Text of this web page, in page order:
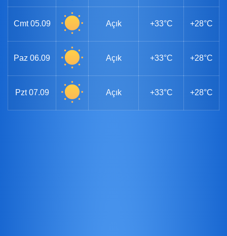
Cmt 05.09 Açık +33°C +28°C
Paz 06.09 Açık +33°C +28°C
Pzt 07.09 Açık +33°C +28°C